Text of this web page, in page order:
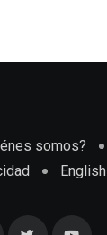
somos?
English